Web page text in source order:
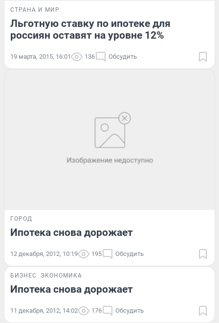
СТРАНА И МИР
Льготную ставку по ипотеке для
россиян оставят на уровне 12%
19 марта, 2015, 16:01 136 Обсудить
ГОРОД
Ипотека снова дорожает
12 декабря, 2012, 10:19 195 Обсудить
БИЗНЕС ЭКОНОМИКА
Ипотека снова дорожает
11 декабря, 2012, 14:02 176 Обсудить